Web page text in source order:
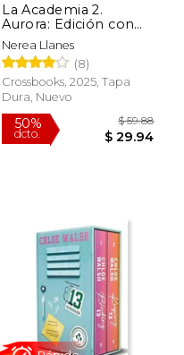
50%
dcto. $
La Academia 2.
Aurora: Edición con
Cantos Tintados
Nerea Llanes
(8)
Crossbooks, 2025, Tapa
Dura, Nuevo